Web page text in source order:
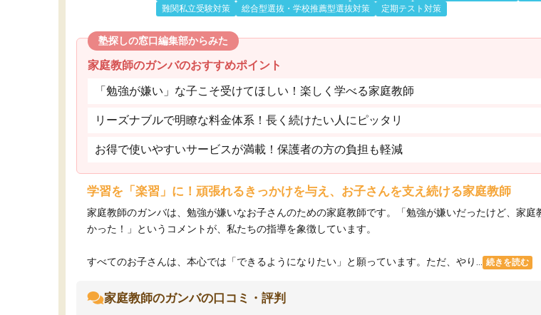
難関私立受験対策
総合型選抜・学校推薦型選抜対策 定期テスト対策
塾探しの窓口編集部からみた
家庭教師のガンバのおすすめポイント
「勉強が嫌い」な子こそ受けてほしい！楽しく学べる家庭教師
リーズナブルで明瞭な料金体系！長く続けたい人にピッタリ
お得で使いやすいサービスが満載！保護者の方の負担も軽減
学習を「楽習」に！頑張れるきっかけを与え、お子さんを支え続ける家庭教師
家庭教師のガンバは、勉強が嫌いなお子さんのための家庭教師です。「勉強が嫌いだったけど、家
かった！」というコメントが、私たちの指導を象徴しています。
すべてのお子さんは、本心では「できるようになりたい」と願っています。ただ、やり... 続きを読む
家庭教師のガンバの口コミ・評判